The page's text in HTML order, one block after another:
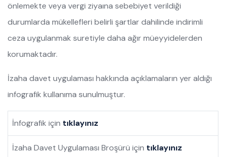
önlemekte veya vergi ziyaına sebebiyet verildiği
durumlarda mükellefleri belirli şartlar dahilinde indirimli
ceza uygulanmak suretiyle daha ağır müeyyidelerden
korumaktadır.
İzaha davet uygulaması hakkında açıklamaların yer aldığı
infografik kullanıma sunulmuştur.
İnfografik için tıklayınız
İzaha Davet Uygulaması Broşürü için tıklayınız